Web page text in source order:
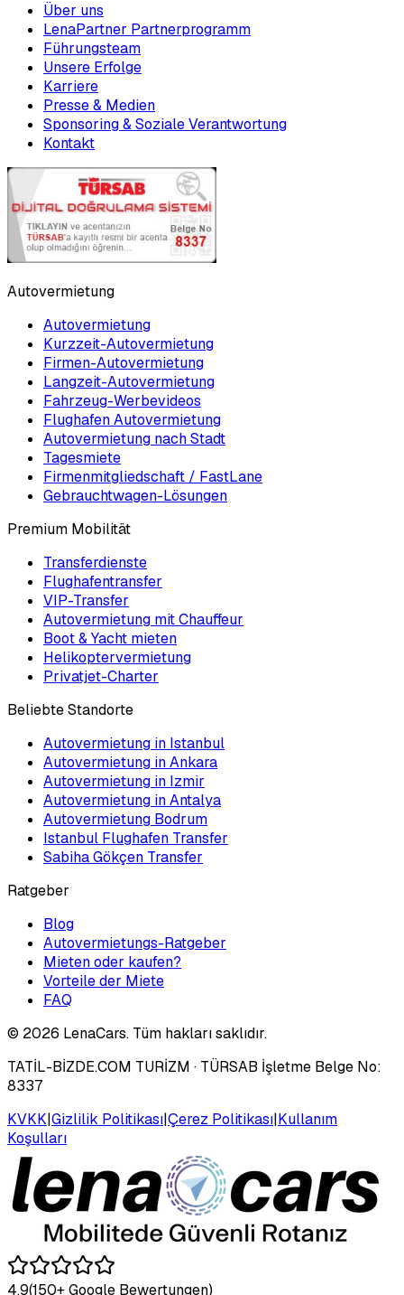
Über uns
LenaPartner Partnerprogramm
Führungsteam
Unsere Erfolge
Karriere
Presse & Medien
Sponsoring & Soziale Verantwortung
Kontakt
Autovermietung
Autovermietung
Kurzzeit-Autovermietung
Firmen-Autovermietung
Langzeit-Autovermietung
Fahrzeug-Werbevideos
Flughafen Autovermietung
Autovermietung nach Stadt
Tagesmiete
Firmenmitgliedschaft / FastLane
Gebrauchtwagen-Lösungen
Premium Mobilität
Transferdienste
Flughafentransfer
VIP-Transfer
Autovermietung mit Chauffeur
Boot & Yacht mieten
Helikoptervermietung
Privatjet-Charter
Beliebte Standorte
Autovermietung in Istanbul
Autovermietung in Ankara
Autovermietung in Izmir
Autovermietung in Antalya
Autovermietung Bodrum
Istanbul Flughafen Transfer
Sabiha Gökçen Transfer
Ratgeber
Blog
Autovermietungs-Ratgeber
Mieten oder kaufen?
Vorteile der Miete
FAQ
© 2026 LenaCars. Tüm hakları saklıdır.
TATİL-BİZDE.COM TURİZM · TÜRSAB İşletme Belge No:
8337
KVKK|Gizlilik Politikası|Çerez Politikası|Kullanım
Koşulları
4.9(150+ Google Bewertungen)